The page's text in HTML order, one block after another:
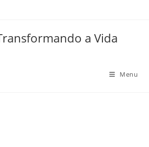
a Vida
Menu